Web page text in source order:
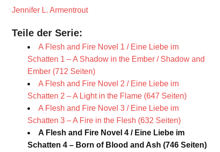
Jennifer L. Armentrout
Teile der Serie:
A Flesh and Fire Novel 1 / Eine Liebe im
Schatten 1 – A Shadow in the Ember / Shadow and
Ember (712 Seiten)
A Flesh and Fire Novel 2 / Eine Liebe im
Schatten 2 – A Light in the Flame (647 Seiten)
A Flesh and Fire Novel 3 / Eine Liebe im
Schatten 3 – A Fire in the Flesh (632 Seiten)
A Flesh and Fire Novel 4 / Eine Liebe im
Schatten 4 – Born of Blood and Ash (746 Seiten)